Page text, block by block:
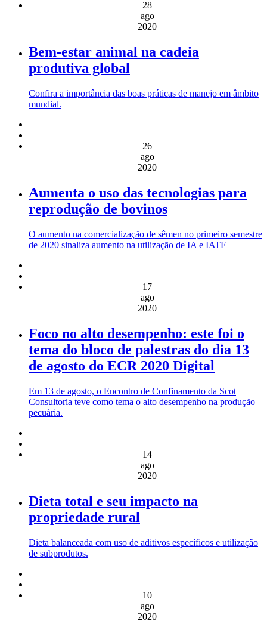
28
ago
2020
Bem-estar animal na cadeia
produtiva global
Confira a importância das boas práticas de manejo em âmbito
mundial.
26
ago
2020
Aumenta o uso das tecnologias para
reprodução de bovinos
O aumento na comercialização de sêmen no primeiro semestre
de 2020 sinaliza aumento na utilização de IA e IATF
17
ago
2020
Foco no alto desempenho: este foi o
tema do bloco de palestras do dia 13
de agosto do ECR 2020 Digital
Em 13 de agosto, o Encontro de Confinamento da Scot
Consultoria teve como tema o alto desempenho na produção
pecuária.
14
ago
2020
Dieta total e seu impacto na
propriedade rural
Dieta balanceada com uso de aditivos específicos e utilização
de subprodutos.
10
ago
2020